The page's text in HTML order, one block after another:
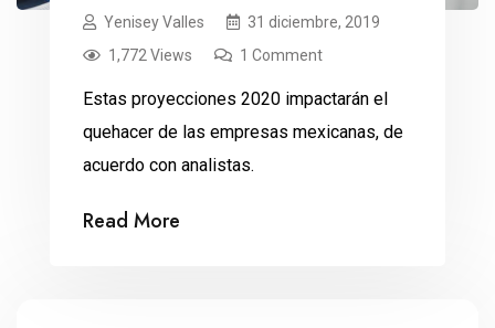
Yenisey Valles
31 diciembre, 2019
1,772 Views
1 Comment
Estas proyecciones 2020 impactarán el
quehacer de las empresas mexicanas, de
acuerdo con analistas.
Read More